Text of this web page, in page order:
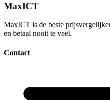
MaxICT
MaxICT is de beste
en betaal nooit te veel.
Contact